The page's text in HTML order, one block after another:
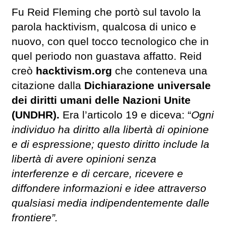
Fu Reid Fleming che portò sul tavolo la
parola hacktivism, qualcosa di unico e
nuovo, con quel tocco tecnologico che in
quel periodo non guastava affatto. Reid
creò hacktivism.org che conteneva una
citazione dalla Dichiarazione universale
dei diritti umani delle Nazioni Unite
(UNDHR). Era l’articolo 19 e diceva: “Ogni
individuo ha diritto alla libertà di opinione
e di espressione; questo diritto include la
libertà di avere opinioni senza
interferenze e di cercare, ricevere e
diffondere informazioni e idee attraverso
qualsiasi media indipendentemente dalle
frontiere”.